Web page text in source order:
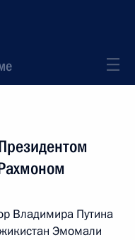
Владимира Путина
Эмомали